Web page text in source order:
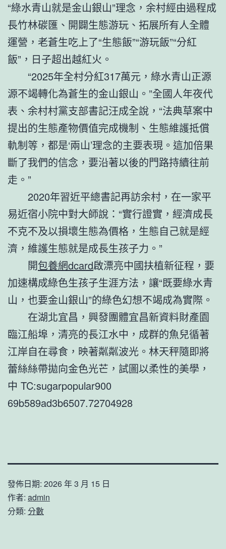
“綠水青山就是金山銀山”理念，余村經由過程成
長竹林碳匯、開闢生態游玩、拓展所有人全體
運營，老蒼生吃上了“生態飯”“游玩飯”“分紅
飯”，日子超出越紅火。
“2025年全村分紅317萬元，綠水青山正源
源不竭轉化為蒼生的金山銀山。”全國人年夜代
表、余村村黨支部書記汪成全說，“法典草案中
提出的生態產物價值完成機制、生態維護抵償
軌制等，都是‘兩山’理念的主要表現。這加倍果
斷了我們的信念，要沿著以後的門路持續往前
走。”
2020年習近平總書記再訪余村，在一家平
易近宿小院中對大師說：“實行證實，經濟成長
不克不及以損壞生態為價格，生態自己就是經
濟，維護生態就是成長生孩子力。”
開包養網dcard啟漂亮中國扶植新征程，要
加速構成綠色生孩子生涯方法，讓“既要綠水青
山，也要金山銀山”的綠色幻想不竭成為實際。
在湖北宜昌，興發團體宜昌新資料財產園
臨江船埠，清亮的長江水中，成群的魚兒循著
江岸自在尋食，映著粼粼波光。林天秤隨即將
蕾絲絲帶拋向金色光芒，試圖以柔性的美學，
中 TC:sugarpopular900
69b589ad3b6507.72704928
發佈日期: 2026 年 3 月 15 日
作者: admin
分類: 分數